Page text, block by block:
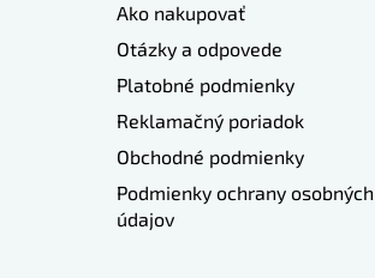
Ako nakupovať
Otázky a odpovede
Platobné podmienky
Reklamačný poriadok
Obchodné podmienky
Podmienky ochrany osobných
údajov